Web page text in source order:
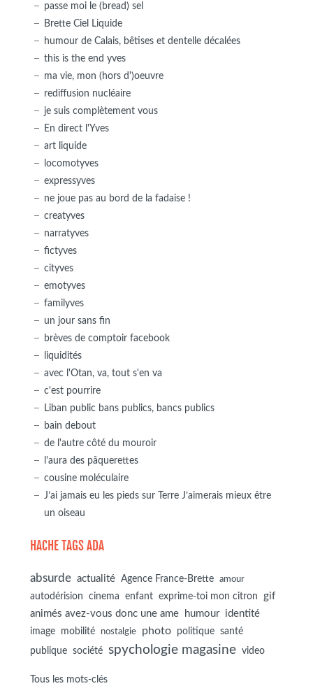
passe moi le (bread) sel
Brette Ciel Liquide
humour de Calais, bêtises et dentelle décalées
this is the end yves
ma vie, mon (hors d')oeuvre
rediffusion nucléaire
je suis complètement vous
En direct l'Yves
art liquide
locomotyves
expressyves
ne joue pas au bord de la fadaise !
creatyves
narratyves
fictyves
cityves
emotyves
familyves
un jour sans fin
brèves de comptoir facebook
liquidités
avec l'Otan, va, tout s'en va
c'est pourrire
Liban public bans publics, bancs publics
bain debout
de l'autre côté du mouroir
l'aura des pâquerettes
cousine moléculaire
J’ai jamais eu les pieds sur Terre J’aimerais mieux être
un oiseau
HACHE TAGS ADA
absurde actualité Agence France-Brette amour
autodérision cinema enfant exprime-toi mon citron
gif
animés avez-vous donc une ame
humour identité
image mobilité nostalgie photo politique
santé
publique
société spychologie magasine video
Tous les mots-clés